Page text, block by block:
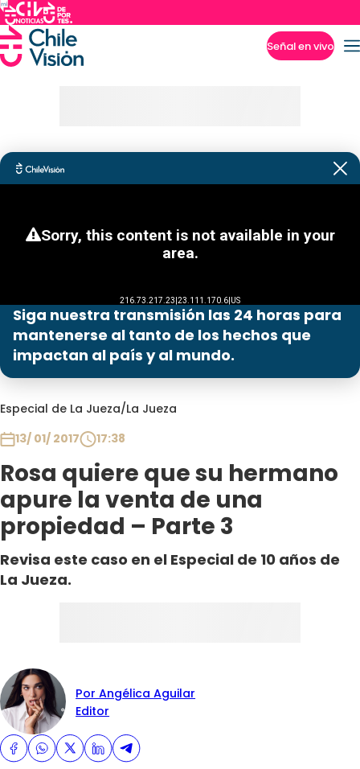
Señal en vivo
Siga nuestra transmisión las 24 horas para
mantenerse al tanto de los hechos que
impactan al país y al mundo.
Especial de La Jueza/La Jueza
13/ 01/ 2017
17:38
Rosa quiere que su hermano
apure la venta de una
propiedad – Parte 3
Revisa este caso en el Especial de 10 años de
La Jueza.
Por Angélica Aguilar
Editor
Programas
Club De La Comedia
Contigo en Directo
Plan Perfecto
El Tiempo
Sabingo
Todos Los Programas